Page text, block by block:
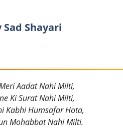
Sad Shayari
Aadat Nahi Milti,
Ki Surat Nahi Milti,
Kabhi Humsafar Hota,
Mohabbat Nahi Milti.